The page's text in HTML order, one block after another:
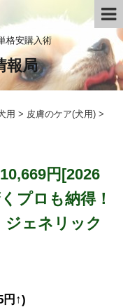
格安購入術
報局
用 > 皮膚のケア(犬用) >
円[2026
プロも納得！
ェネリック
円↑)